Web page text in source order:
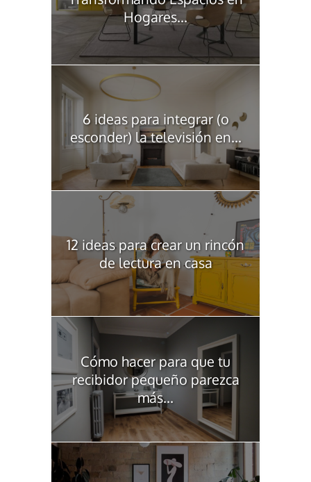
Hogares...
6 ideas para integrar (o
esconder) la televisión en...
12 ideas para crear un rincón
de lectura en casa
Cómo hacer para que tu
recibidor pequeño parezca
más...